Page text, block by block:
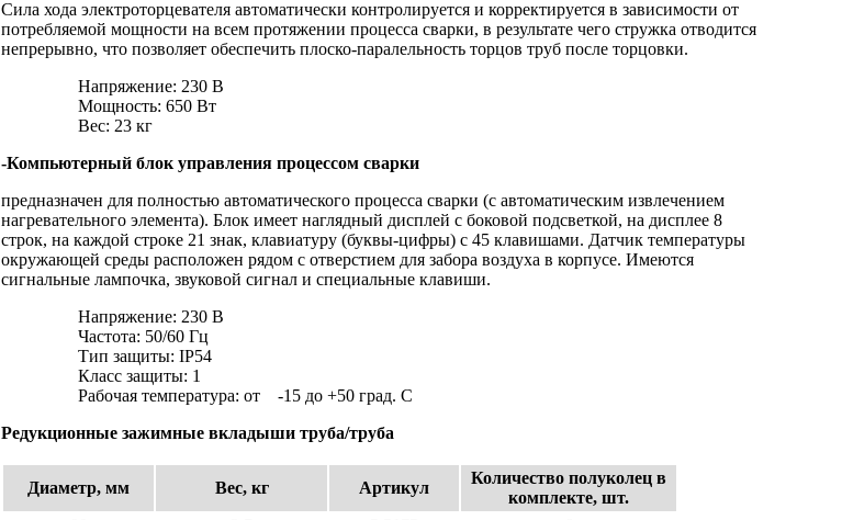
Сила хода электроторцевателя автоматически контролируется и корректируется в зависимости от
потребляемой мощности на всем протяжении процесса сварки, в результате чего стружка отводится
непрерывно, что позволяет обеспечить плоско-паралельность торцов труб после торцовки.
Напряжение: 230 В
Мощность: 650 Вт
Вес: 23 кг
-Компьютерный блок управления процессом сварки
предназначен для полностью автоматического процесса сварки (с автоматическим извлечением
нагревательного элемента). Блок имеет наглядный дисплей с боковой подсветкой, на дисплее 8
строк, на каждой строке 21 знак, клавиатуру (буквы-цифры) с 45 клавишами. Датчик температуры
окружающей среды расположен рядом с отверстием для забора воздуха в корпусе. Имеются
сигнальные лампочка, звуковой сигнал и специальные клавиши.
Напряжение: 230 В
Частота: 50/60 Гц
Тип защиты: IP54
Класс защиты: 1
Рабочая температура: от -15 до +50 град. С
Редукционные зажимные вкладыши труба/труба
Диаметр, мм Вес, кг Артикул
Количество полуколец в
комплекте, шт.